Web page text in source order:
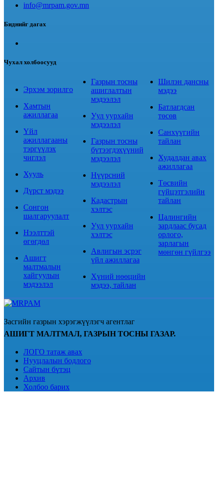
info@mrpam.gov.mn
Биднийг дагах
Чухал холбоосууд
Эрхэм зорилго
Хамтын
ажиллагаа
Үйл
ажиллагааны
тэргүүлэх
чиглэл
Хууль
Дүрст мэдээ
Сонгон
шалгаруулалт
Нээлттэй
өгөгдөл
Ашигт
малтмалын
хайгуулын
мэдээлэл
Газрын тосны
ашиглалтын
мэдээлэл
Уул уурхайн
мэдээлэл
Газрын тосны
бүтээгдэхүүний
мэдээлэл
Нүүрсний
мэдээлэл
Кадастрын
хэлтэс
Уул уурхайн
хэлтэс
Авлигын эсрэг
үйл ажиллагаа
Хүний нөөцийн
мэдээ, тайлан
Шилэн дансны
мэдээ
Батлагдсан
төсөв
Санхүүгийн
тайлан
Худалдан авах
ажиллагаа
Төсвийн
гүйцэтгэлийн
тайлан
Цалингийн
зардлаас бусад
орлого,
зарлагын
мөнгөн гүйлгээ
Засгийн газрын хэрэгжүүлэгч агентлаг
АШИГТ МАЛТМАЛ, ГАЗРЫН ТОСНЫ ГАЗАР.
ЛОГО татаж авах
Нууцлалын бодлого
Сайтын бүтэц
Архив
Холбоо барих